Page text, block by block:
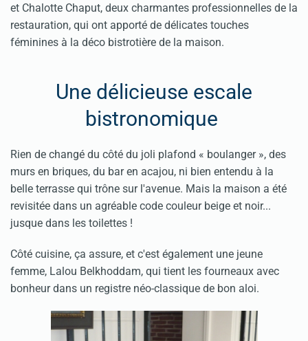
et Chalotte Chaput, deux charmantes professionnelles de la
restauration, qui ont apporté de délicates touches
féminines à la déco bistrotière de la maison.
Une délicieuse escale
bistronomique
Rien de changé du côté du joli plafond « boulanger », des
murs en briques, du bar en acajou, ni bien entendu à la
belle terrasse qui trône sur l'avenue. Mais la maison a été
revisitée dans un agréable code couleur beige et noir...
jusque dans les toilettes !
Côté cuisine, ça assure, et c'est également une jeune
femme, Lalou Belkhoddam, qui tient les fourneaux avec
bonheur dans un registre néo-classique de bon aloi.